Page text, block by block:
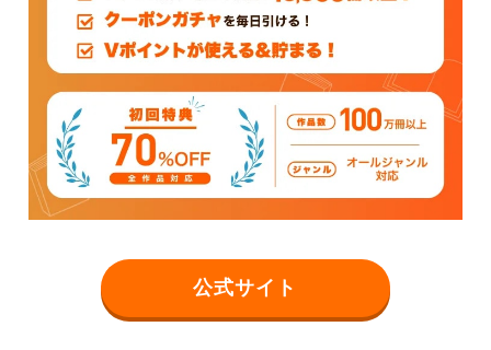
公式サイト